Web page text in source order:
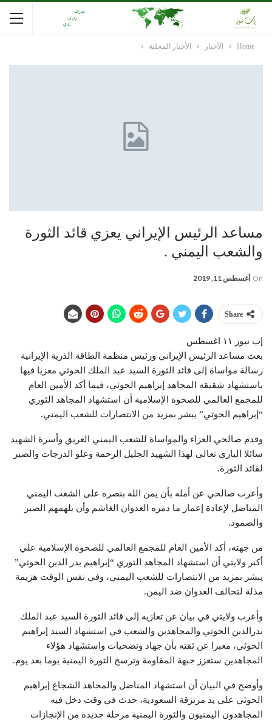
Home الأخبار الأخبار المحلية
مساعد الرئيس الإيراني يعزي قائد الثورة
والشعب اليمني .
On أغسطس 11, 2019
Share
إب نيوز ١١ اغسطس
بعث مساعد الرئيس الإيراني ورئيس منظمة الطاقة الذرية الإيرانية
رسالة مواساة إلى قائد الثورة السيد عبد الملك الحوثي معزيا فيها
باستشهاد شقيقه المجاهد إبراهيم الحوثي، فيما أكد الأمين العام
للمجمع العالمي للصحوة الإسلامية أن استشهاد المجاهد الثوري
“إبراهيم الحوثي” يبشر بمزيد من الانتصارات للشعب اليمني.
وقدم صالحي العزاء والمواساة للشعب اليمني العريق وأسرة الشهيد
سائلا الباري تعالى لهذا الشهيد الجليل الرحمة وعلو الدرجات والصبر
لقائد الثورة.
وأعرب صالحي عن أمله بأن يمن الله بنصره على الشعب اليمني
المناضل لإعادة إعمار ما دمره العدوان الغاشم وأن يلهمهم الصبر
والصمود.
من جهته، أكد الأمين العام للمجمع العالمي للصحوة الإسلامية علي
أكبر ولايتي أن استشهاد المجاهد الثوري “إبراهيم بدر الدين الحوثي”
يبشر بمزيد من الانتصارات للشعب اليمني، وفي نفس الوقت هزيمة
مذلة لتحالف العدوان ضد اليمن.
وأعرب ولايتي في بيان عن تعازيه إلى قائد الثورة السيد عبد الملك
بدرالدين الحوثي والمجاهدين والشعب في استشهاد السيد إبراهيم
الحوثي، معبرا عن ثقته بأن جهاد وتضحيات واستشهاد هؤلاء
المجاهدين ستعزز جبهة المقاومة وترسخ الثورة اليمنية يوما بعد يوم.
وأوضح في البيان أن استشهاد المناضل والمجاهد الشجاع إبراهيم
الحوثي على يد مرتزقة السعودية، حدث في وقت دخل فيه
المجاهدون اليمنيون والثورة اليمنية مرحلة جديدة من الإنجازات